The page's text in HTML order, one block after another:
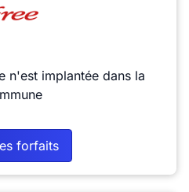
n'est implantée dans la
forfaits